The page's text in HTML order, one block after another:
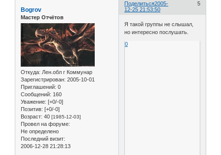
Поделиться 5
2005-
12-25 21:53:50
Bogrov
Мастер Отчётов
Откуда: Лен.обл г Коммунар
Зарегистрирован: 2005-10-01
Приглашений: 0
Сообщений: 160
Уважение: [+0/-0]
Позитив: [+0/-0]
Возраст: 40 [1985-12-03]
Провел на форуме:
Не определено
Последний визит:
2006-12-28 21:28:13
Я такой группы не слышал,
но интересно послушать.
0